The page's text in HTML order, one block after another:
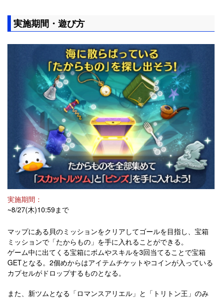
実施期間・遊び方
実施期間：
~8/27(木)10:59まで
マップにある貝のミッションをクリアしてゴールを目指し、宝箱
ミッションで「たからもの」を手に入れることができる。
ゲーム中に出てくる宝箱にボムやスキルを3回当てることで宝箱
GETとなる。2個めからはアイテムチケットやコインが入っている
カプセルがドロップするものとなる。
また、新ツムとなる「ロマンスアリエル」と「トリトン王」のみ